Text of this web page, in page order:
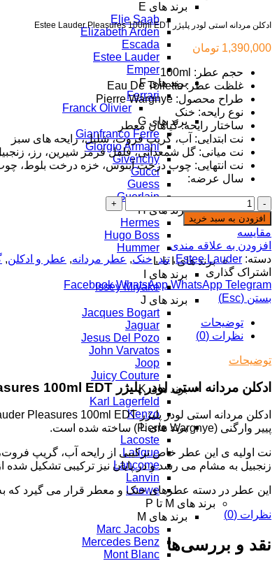
برند های E
Elie Saab
Elizabeth Arden
Escada
Estee Lauder
Emper
برند های F
Ferrari
Franck Olivier
برند های G
Gianfranco Ferre
Giorgio Armani
Givenchy
Gucci
Guess
Guerlain
برند های H
Hermes
Hugo Boss
Hummer
برند های I تا L
برند های I
Issey Miyake
برند های J
Jacques Bogart
Jaguar
Jesus Del Pozo
John Varvatos
Joop
Juicy Couture
برند های K
Karl Lagerfeld
Kenzo
برند های L
Lacoste
Lalique
Lancome
Lanvin
Loewe
برند های M تا P
برند های M
Marc Jacobs
Mercedes Benz
Mont Blanc
ادکلن مردانه استی لودر پلیژر Estee Lauder Pleasures 100ml EDT
1,390,000 تومان
حجم عطر: 100ml
غلظت عطر: Eau De Toilette
طراح محصول: Pierre Wargnye
نوع رایحه: خنک
ساختار رایحه: گیاهان معطر
نت ابتدایی: آب، گریپ فروت، شلیل، رایحه های سبز
نت میانی: گل شمعدانی، فلفل قرمز شیرین، رز،
نت انتهایی: چوب درخت آبنوس، خزه درخت بلوط،
سال عرضه:
ادکلن
مردانه
استی
لودر
پلیژر
Estee
Lauder
Pleasures
100ml
EDT
عدد
افزودن به سبد خرید
مقایسه
افزودن به علاقه مندی
دسته: Estee Lauder
, تند, خنک, عطر مردانه, عطر و ادکلن,
اشتراک گذاری
Facebook WhatsApp WhatsApp Telegram
بستن (Esc)
توضیحات
نظرات (0)
توضیحات
ادکلن مردانه استی لودر پلیژر Estee Lauder Pleasures 100ml EDT
ادکلن مردانه استی لودر پلیژر Estee Lauder Pleasures 100ml EDT از برند نام آشنای
پییر وارگنی (Pierre Wargnye) ساخته شده است.
نت اولیه ی این عطر خاص ترکیبی از رایحه آب، گریپ
زنجبیل به مشام می رسد و در پایان نیز ترکیبی تشکیل
این عطر در دسته عطرهای خنک و معطر قرار می گیرد که
نظرات (0)
نقد و بررسی‌ها